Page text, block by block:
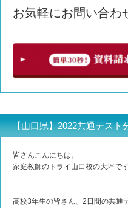
お気軽にお問い合わ
【山口県】2022共通テスト
皆さんこんにちは。
家庭教師のトライ山口校の大坪です
高校3年生の皆さん、2日間の共通